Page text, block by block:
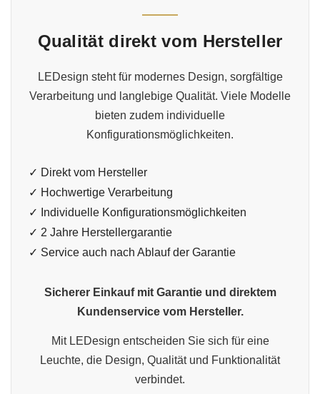
Qualität direkt vom Hersteller
LEDesign steht für modernes Design, sorgfältige
Verarbeitung und langlebige Qualität. Viele Modelle
bieten zudem individuelle
Konfigurationsmöglichkeiten.
✓ Direkt vom Hersteller
✓ Hochwertige Verarbeitung
✓ Individuelle Konfigurationsmöglichkeiten
✓ 2 Jahre Herstellergarantie
✓ Service auch nach Ablauf der Garantie
Sicherer Einkauf mit Garantie und direktem
Kundenservice vom Hersteller.
Mit LEDesign entscheiden Sie sich für eine
Leuchte, die Design, Qualität und Funktionalität
verbindet.